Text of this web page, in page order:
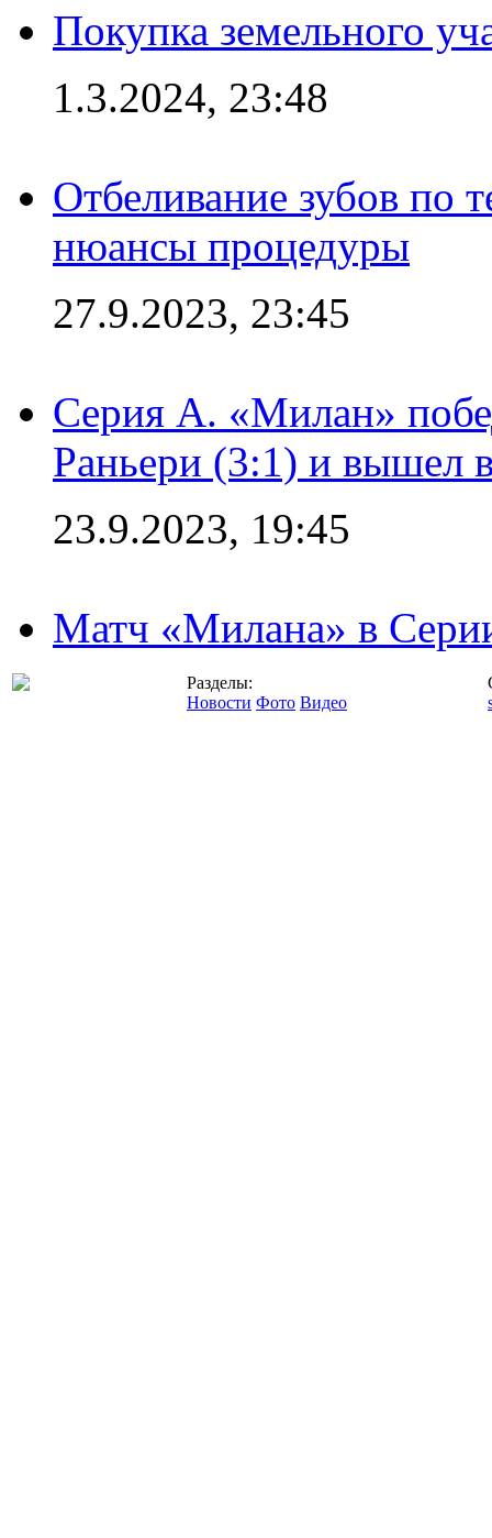
Покупка земельного
1.3.2024, 23:48
Отбеливание зубов по
нюансы процедуры
27.9.2023, 23:45
Серия А. «Милан»
Раньери (3:1) и вышел
23.9.2023, 19:45
Матч «Милана» в
Разделы:
Новости Фото Видео